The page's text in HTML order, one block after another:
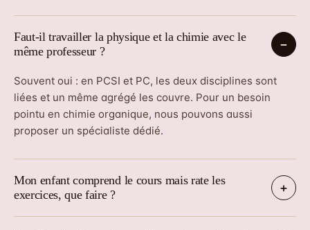
Faut-il travailler la physique et la chimie avec le
même professeur ?
Souvent oui : en PCSI et PC, les deux disciplines sont
liées et un même agrégé les couvre. Pour un besoin
pointu en chimie organique, nous pouvons aussi
proposer un spécialiste dédié.
Mon enfant comprend le cours mais rate les
exercices, que faire ?